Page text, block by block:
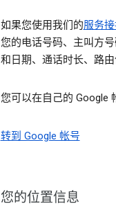
如果您使用我们的服务
您的电话号码、主叫方
和日期、通话时长、路由
您可以在自己的 Google
转到 Google 帐号
您的位置信息